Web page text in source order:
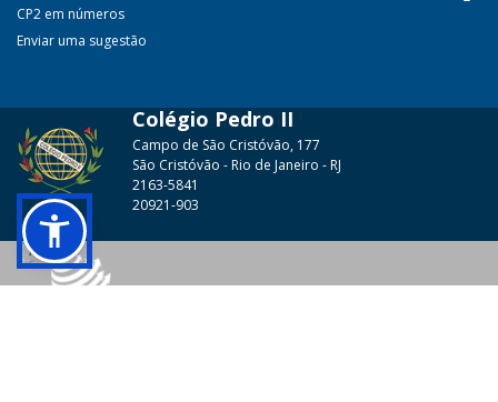
CP2 em números
Enviar uma sugestão
Colégio Pedro II
Campo de São Cristóvão, 177
São Cristóvão - Rio de Janeiro - RJ
2163-5841
20921-903